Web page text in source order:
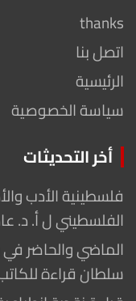
thanks
اتصل بنا
الرئيسية
سياسة الخصوصية
أخر التحديثات
فلسطينية الأدب
الفلسطيني ل أ. د.
الماضي والحاضر في
سلطان قراءة للكاتب